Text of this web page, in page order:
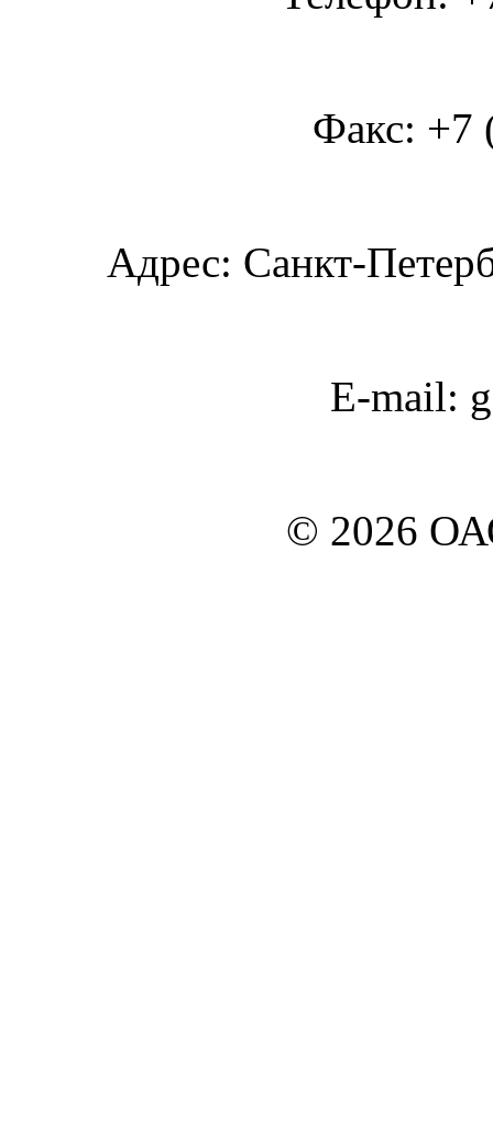
Факс: +7
Адрес: Санкт-
E-mail:
© 2026